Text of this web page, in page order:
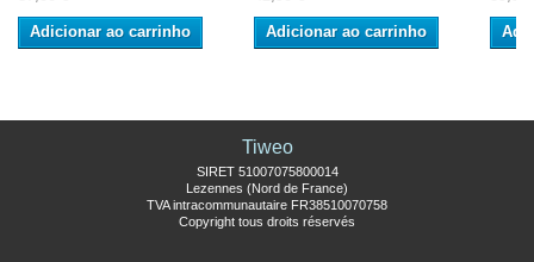
Adicionar ao carrinho Adicionar ao carrinho
Tiweo
SIRET 51007075800014
Lezennes (Nord de France)
TVA intracommunautaire FR38510070758
Copyright tous droits réservés